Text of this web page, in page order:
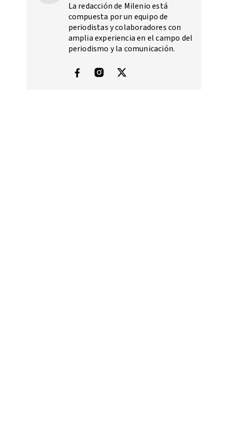
La redacción de Milenio está
compuesta por un equipo de
periodistas y colaboradores con
amplia experiencia en el campo del
periodismo y la comunicación.